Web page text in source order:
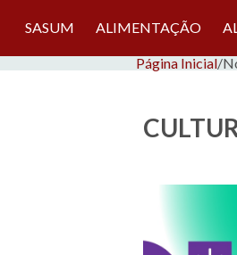
SASUM ALIMENTAÇÃO
Página Inicial/